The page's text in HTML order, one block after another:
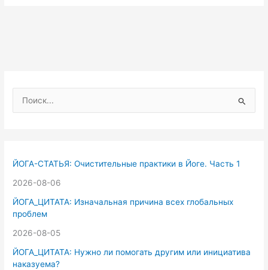
о
к
ЙОГА-СТАТЬЯ: Очистительные практики в Йоге. Часть 1
2026-08-06
ЙОГА_ЦИТАТА: Изначальная причина всех глобальных
проблем
2026-08-05
ЙОГА_ЦИТАТА: Нужно ли помогать другим или инициатива
наказуема?